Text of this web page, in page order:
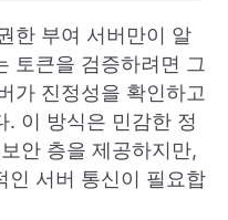
한 부여 서버만이 알
토큰을 검증하려면 그
가 진정성을 확인하고
. 이 방식은 민감한 정
안 층을 제공하지만,
인 서버 통신이 필요합